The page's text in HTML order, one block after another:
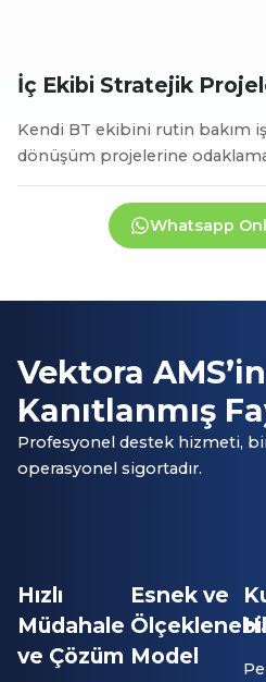
İç Ekibi Stratejik
Kendi BT ekibini rutin bakım
dönüşüm projelerine
Whatsapp
Vektora AMS’in
Kanıtlanmış
Profesyonel destek hizmeti,
operasyonel sigortadır.
Hızlı
Müdahale
ve Çözüm
Esnek ve
Model